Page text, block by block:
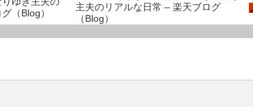
（Blog）
主夫のリアルな日常 – 楽天ブログ
（Blog）